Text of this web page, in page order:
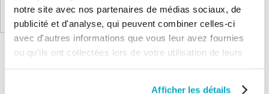
notre site avec nos partenaires de médias sociaux, de
publicité et d'analyse, qui peuvent combiner celles-ci
avec d'autres informations que vous leur avez fournies
ou qu'ils ont collectées lors de votre utilisation de leurs
Afficher les détails
Ajouter au panier